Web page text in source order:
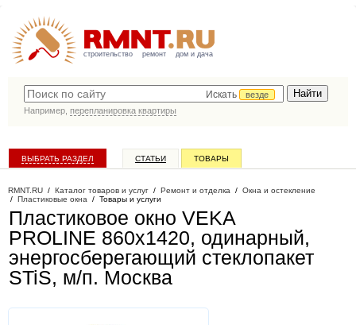
строительство ремонт дом и дача
Искать
везде
Например, перепланировка квартиры
ВЫБРАТЬ РАЗДЕЛ СТАТЬИ ТОВАРЫ
RMNT.RU / Каталог товаров и услуг / Ремонт и отделка / Окна и остекление
/ Пластиковые окна / Товары и услуги
Пластиковое окно VEKA
PROLINE 860х1420, одинарный,
энергосберегающий стеклопакет
STiS, м/п. Москва